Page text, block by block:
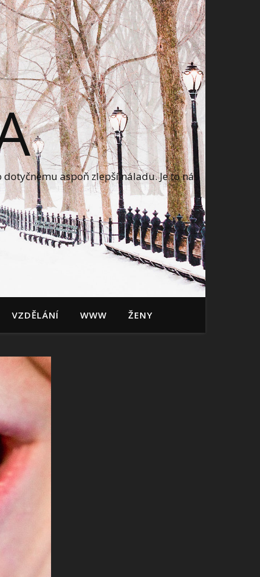
aspoň zlepší náladu. Je to náš
VZDĚLÁNÍ WWW ŽENY